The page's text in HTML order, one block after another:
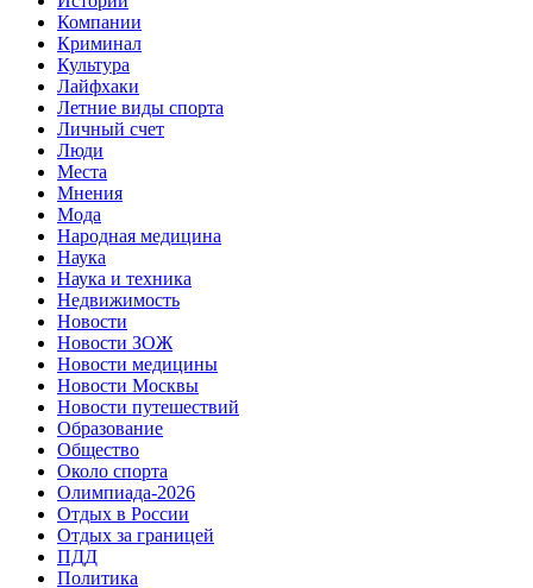
Компании
Криминал
Культура
Лайфхаки
Летние виды спорта
Личный счет
Люди
Места
Мнения
Мода
Народная медицина
Наука
Наука и техника
Недвижимость
Новости
Новости ЗОЖ
Новости медицины
Новости Москвы
Новости путешествий
Образование
Общество
Около спорта
Олимпиада-2026
Отдых в России
Отдых за границей
ПДД
Политика